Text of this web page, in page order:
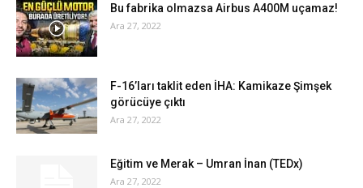
Bu fabrika olmazsa Airbus A400M uçamaz!
Ara 27, 2022
F-16’ları taklit eden İHA: Kamikaze Şimşek
görücüye çıktı
Ara 27, 2022
Eğitim ve Merak – Umran İnan (TEDx)
Ara 27, 2022